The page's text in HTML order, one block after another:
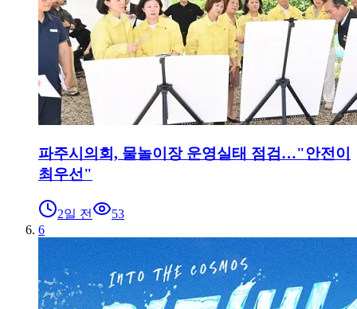
파주시의회, 물놀이장 운영실태 점검…"안전이
최우선"
2일 전
53
6